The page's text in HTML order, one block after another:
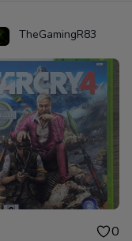
TheGamingR83
0